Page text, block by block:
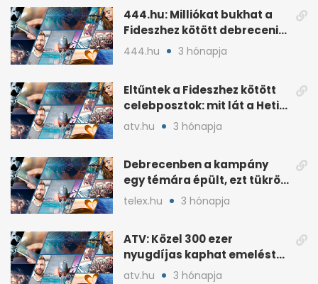
444.hu: Milliókat bukhat a
Fideszhez kötött debreceni
influenszer perben
444.hu 3 hónapja
Eltűntek a Fideszhez kötött
celebposztok: mit lát a Heti
Napló?
atv.hu 3 hónapja
Debrecenben a kampány
egy témára épült, ezt tükrözi
az eredmény
telex.hu 3 hónapja
ATV: Közel 300 ezer
nyugdíjas kaphat emelést
idén a Tisza terve szerint
atv.hu 3 hónapja